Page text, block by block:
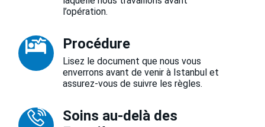
l’opération.
Procédure
Lisez le document que nous vous
enverrons avant de venir à Istanbul et
assurez-vous de suivre les règles.
Soins au-delà des